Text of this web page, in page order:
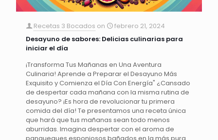
Recetas 3 Bocados on
febrero 21, 2024
Desayuno de sabores: Delicias culinarias para
iniciar el día
¡Transforma Tus Mañanas en Una Aventura
Culinaria! Aprende a Preparar el Desayuno Más
Exquisito y Comienza el Día Con Energía" ¿Cansado
de despertar cada mañana con la misma rutina de
desayuno? ¡Es hora de revolucionar tu primera
comida del día! Te presentamos una receta única
que hará que tus mañanas sean todo menos
aburridas. Imagina despertar con el aroma de